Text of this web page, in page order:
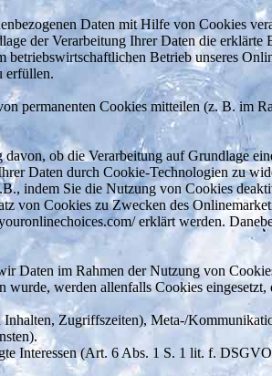
Daten mit Hilfe von Cookies
der Verarbeitung Ihrer Daten die
Betrieb unseres
erfüllen.
permanenten Cookies mitteilen (z. B. im
davon, ob die Verarbeitung auf Grundlage
Daten durch Cookie-Technologien zu
indem Sie die Nutzung von Cookies
von Cookies zu Zwecken des
erklärt werden.
Daten im Rahmen der Nutzung von
werden allenfalls Cookies
Inhalten, Zugriffszeiten), Meta-/
Interessen (Art. 6 Abs. 1 S. 1 lit. f.